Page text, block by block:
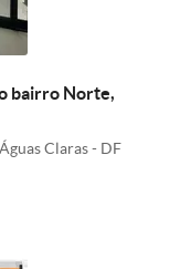
bairro Norte,
Claras - DF